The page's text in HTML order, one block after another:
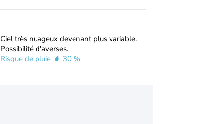
Ciel très nuageux devenant plus variable.
Possibilité d'averses.
Risque de pluie
30 %